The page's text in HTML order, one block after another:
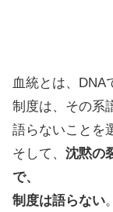
血統とは、DNA
制度は、その系
語らないことを
そして、 沈黙の
で、
制度は語らない。